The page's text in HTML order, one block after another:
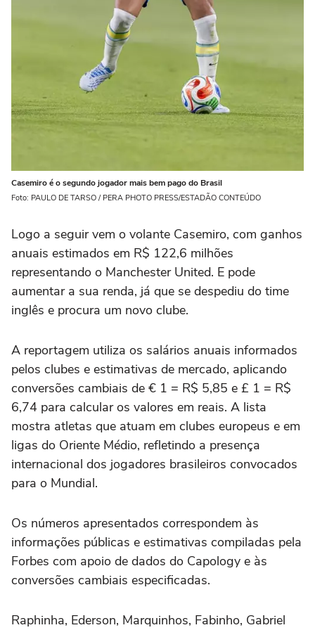
Casemiro é o segundo jogador mais bem pago do Brasil
Foto: PAULO DE TARSO / PERA PHOTO PRESS/ESTADÃO CONTEÚDO
Logo a seguir vem o volante Casemiro, com ganhos
anuais estimados em R$ 122,6 milhões
representando o Manchester United. E pode
aumentar a sua renda, já que se despediu do time
inglês e procura um novo clube.
A reportagem utiliza os salários anuais informados
pelos clubes e estimativas de mercado, aplicando
conversões cambiais de € 1 = R$ 5,85 e £ 1 = R$
6,74 para calcular os valores em reais. A lista
mostra atletas que atuam em clubes europeus e em
ligas do Oriente Médio, refletindo a presença
internacional dos jogadores brasileiros convocados
para o Mundial.
Os números apresentados correspondem às
informações públicas e estimativas compiladas pela
Forbes com apoio de dados do Capology e às
conversões cambiais especificadas.
Raphinha, Ederson, Marquinhos, Fabinho, Gabriel